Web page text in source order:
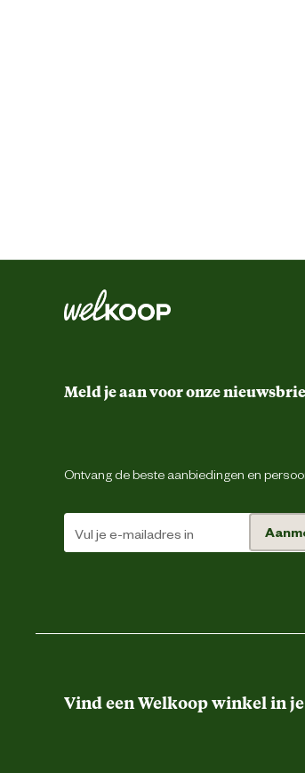
Artikel diepte
Kleur detail
Ontwerp eigenschappen
Meld je aan voor onze
Ontvang de beste aanbiedingen en
Vind een Welkoop winkel in